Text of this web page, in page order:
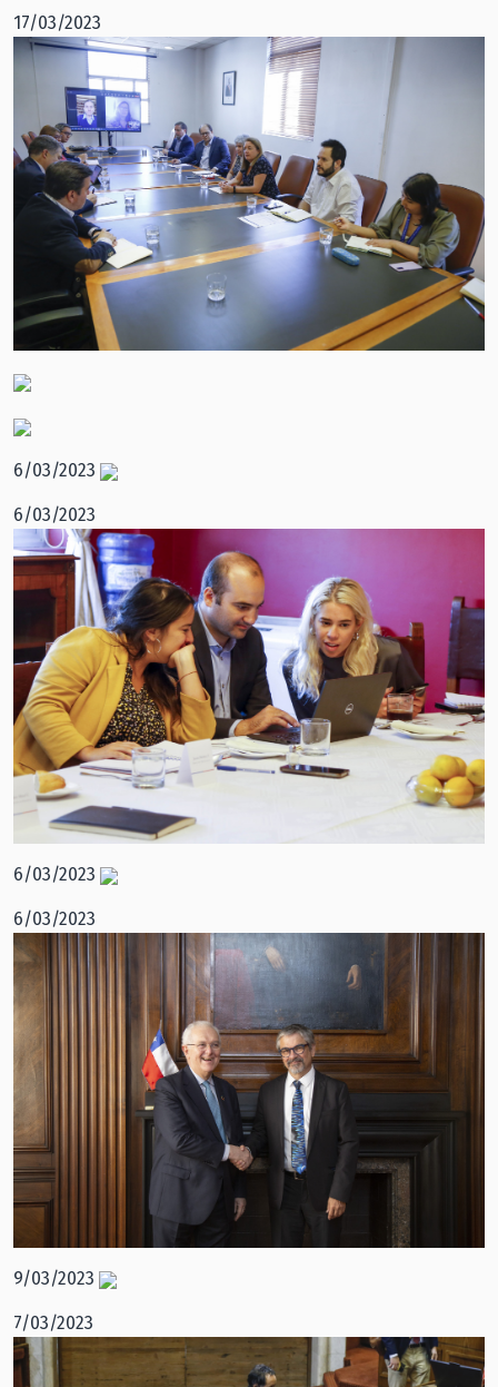
17/03/2023
6/03/2023
6/03/2023
6/03/2023
6/03/2023
9/03/2023
7/03/2023